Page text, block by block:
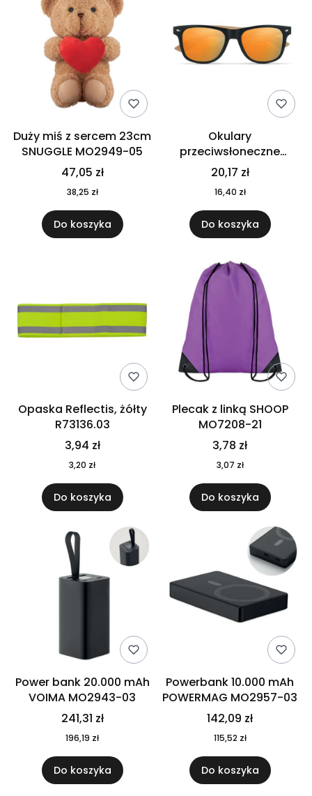
Duży miś z sercem 23cm
SNUGGLE MO2949-05
47,05 zł
38,25 zł
Do koszyka
Okulary
przeciwsłoneczne
CALIFORNIA TOUCH
MO9617-10
20,17 zł
16,40 zł
Do koszyka
Opaska Reflectis, żółty
R73136.03
3,94 zł
3,20 zł
Do koszyka
Plecak z linką SHOOP
MO7208-21
3,78 zł
3,07 zł
Do koszyka
Power bank 20.000 mAh
VOIMA MO2943-03
241,31 zł
196,19 zł
Do koszyka
Powerbank 10.000 mAh
POWERMAG MO2957-03
142,09 zł
115,52 zł
Do koszyka